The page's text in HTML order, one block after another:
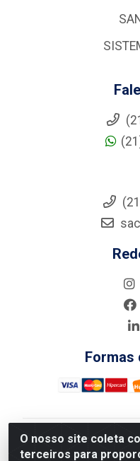
O nosso site coleta
terceiros para
Formas
Nova Boni Distribuidora
- Rua Alice